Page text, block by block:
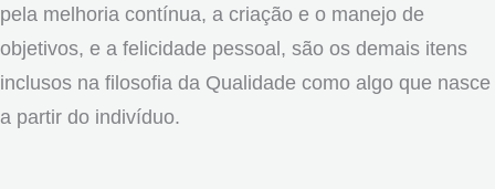
pela melhoria contínua, a criação e o manejo de
objetivos, e a felicidade pessoal, são os demais itens
inclusos na filosofia da Qualidade como algo que nasce
a partir do indivíduo.